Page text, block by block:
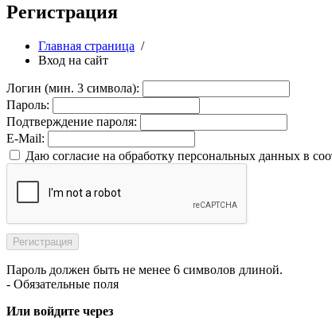
Регистрация
Главная страница /
Вход на сайт
Логин (мин. 3 символа):
Пароль:
Подтверждение пароля:
E-Mail:
Даю согласие на обработку персональных данных в
Пароль должен быть не менее 6 символов длиной.
- Обязательные поля
Или войдите через